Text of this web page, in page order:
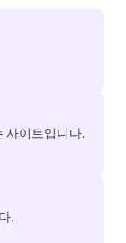
사이트입니다.
.